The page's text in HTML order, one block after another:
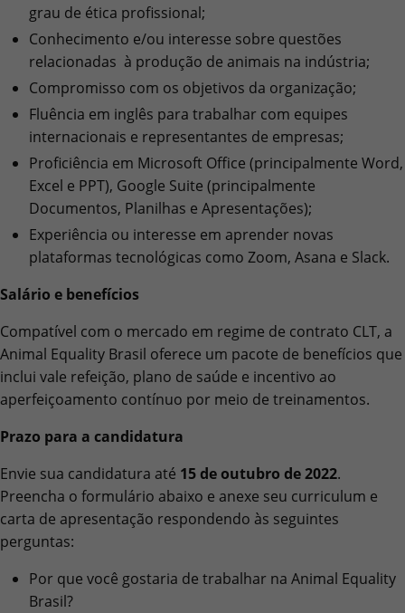
grau de ética profissional;
Conhecimento e/ou interesse sobre questões
relacionadas à produção de animais na indústria;
Compromisso com os objetivos da organização;
Fluência em inglês para trabalhar com equipes
internacionais e representantes de empresas;
Proficiência em Microsoft Office (principalmente Word,
Excel e PPT), Google Suite (principalmente
Documentos, Planilhas e Apresentações);
Experiência ou interesse em aprender novas
plataformas tecnológicas como Zoom, Asana e Slack.
Salário e benefícios
Compatível com o mercado em regime de contrato CLT, a
Animal Equality Brasil oferece um pacote de benefícios que
inclui vale refeição, plano de saúde e incentivo ao
aperfeiçoamento contínuo por meio de treinamentos.
Prazo para a candidatura
Envie sua candidatura até 15 de outubro de 2022.
Preencha o formulário abaixo e anexe seu curriculum e
carta de apresentação respondendo às seguintes
perguntas:
Por que você gostaria de trabalhar na Animal Equality
Brasil?